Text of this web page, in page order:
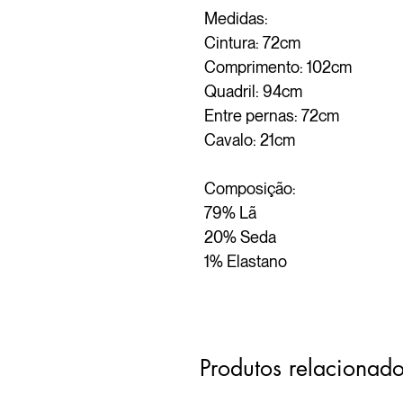
Medidas:
Cintura: 72cm
Comprimento: 102cm
Quadril: 94cm
Entre pernas: 72cm
Cavalo: 21cm
Composição:
79% Lã
20% Seda
1% Elastano
Produtos